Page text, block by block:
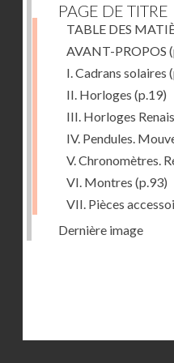
PAGE DE TITRE
TABLE DES
AVANT-PROPOS
I. Cadrans solaires
II. Horloges (p.19)
III. Horloges
IV. Pendules.
V. Chronomètres.
VI. Montres (p.93)
VII. Pièces
Dernière image